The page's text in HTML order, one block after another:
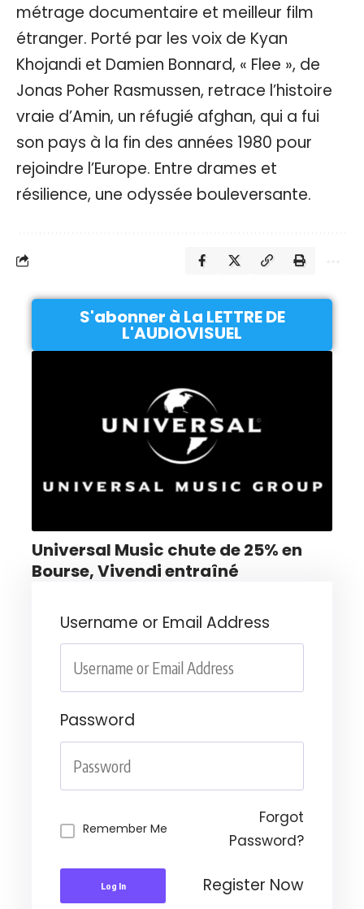
métrage documentaire et meilleur film
étranger. Porté par les voix de Kyan
Khojandi et Damien Bonnard, « Flee », de
Jonas Poher Rasmussen, retrace l’histoire
vraie d’Amin, un réfugié afghan, qui a fui
son pays à la fin des années 1980 pour
rejoindre l’Europe. Entre drames et
résilience, une odyssée bouleversante.
S'abonner à La LETTRE DE
L'AUDIOVISUEL
Universal Music chute de 25% en
Bourse, Vivendi entraîné
Username or Email Address
Password
Remember Me
Forgot
Password?
Log In Register Now